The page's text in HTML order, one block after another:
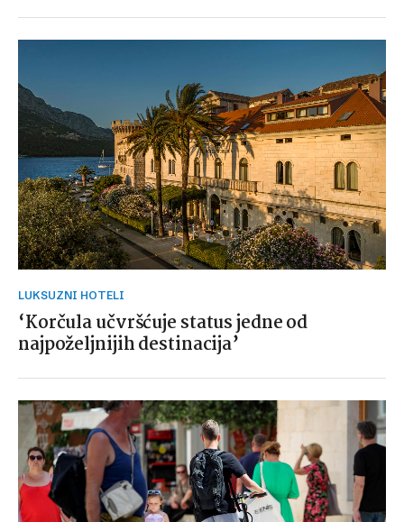
LUKSUZNI HOTELI
‘Korčula učvršćuje status jedne od
najpoželjnijih destinacija’